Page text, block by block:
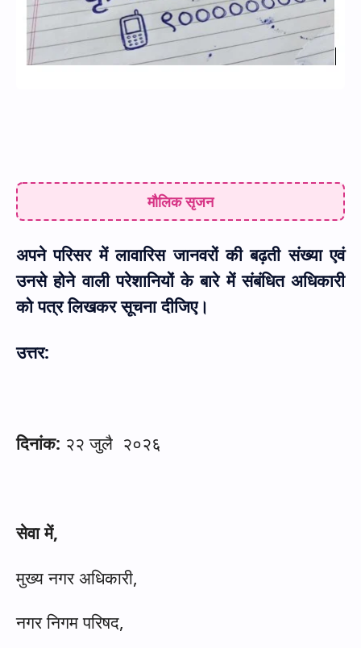
मौलिक सृजन
अपने परिसर में लावारिस जानवरों की बढ़ती संख्या एवं
उनसे होने वाली परेशानियों के बारे में संबंधित अधिकारी
को पत्र लिखकर सूचना दीजिए।
उत्तर:
दिनांक: २२ जुलै २०२६
सेवा में,
मुख्य नगर अधिकारी,
नगर निगम परिषद,